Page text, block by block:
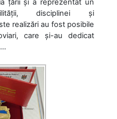
țării și a reprezentat un
disciplinei și
realizări au fost posibile
care și-au dedicat